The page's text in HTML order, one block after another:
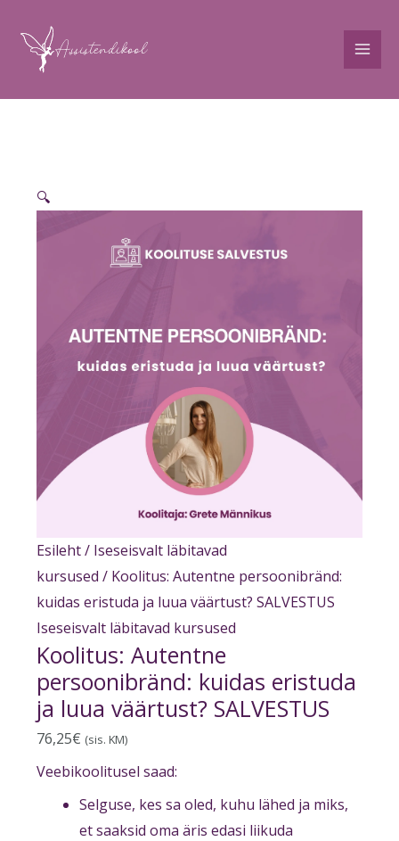
content
🔍
Esileht/ Iseseisvalt läbitavad
kursused / Koolitus: Autentne persoonibränd:
kuidas eristuda ja luua väärtust? SALVESTUS
Iseseisvalt läbitavad kursused
Koolitus: Autentne
persoonibränd: kuidas eristuda
ja luua väärtust? SALVESTUS
76,25€ (sis. KM)
Veebikoolitusel saad:
Selguse, kes sa oled, kuhu lähed ja miks,
et saaksid oma äris edasi liikuda
kuidas
eristuda
kogus